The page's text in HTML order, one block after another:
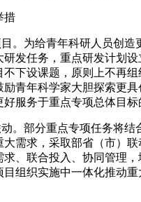
措
。为给青年科研人员创造
研发任务，重点研发计划
不下设课题，原则上不再
励青年科学家大胆探索更
服务于重点专项总体目标
。部分重点专项任务将结
大需求，采取部省（市）
求、联合投入、协同管理
目组织实施中一体化推动